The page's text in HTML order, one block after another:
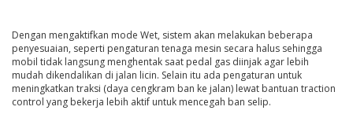
Dengan mengaktifkan mode Wet, sistem akan melakukan beberapa
penyesuaian, seperti pengaturan tenaga mesin secara halus sehingga
mobil tidak langsung menghentak saat pedal gas diinjak agar lebih
mudah dikendalikan di jalan licin. Selain itu ada pengaturan untuk
meningkatkan traksi (daya cengkram ban ke jalan) lewat bantuan traction
control yang bekerja lebih aktif untuk mencegah ban selip.